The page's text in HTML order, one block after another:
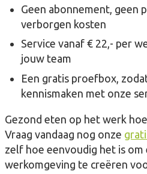
Geen abonnement, geen
verborgen kosten
Service vanaf € 22,- per
jouw team
Een gratis proefbox,
kennismaken met onze
Gezond eten op het werk
Vraag vandaag nog onze
zelf hoe eenvoudig het is om
werkomgeving te creëren